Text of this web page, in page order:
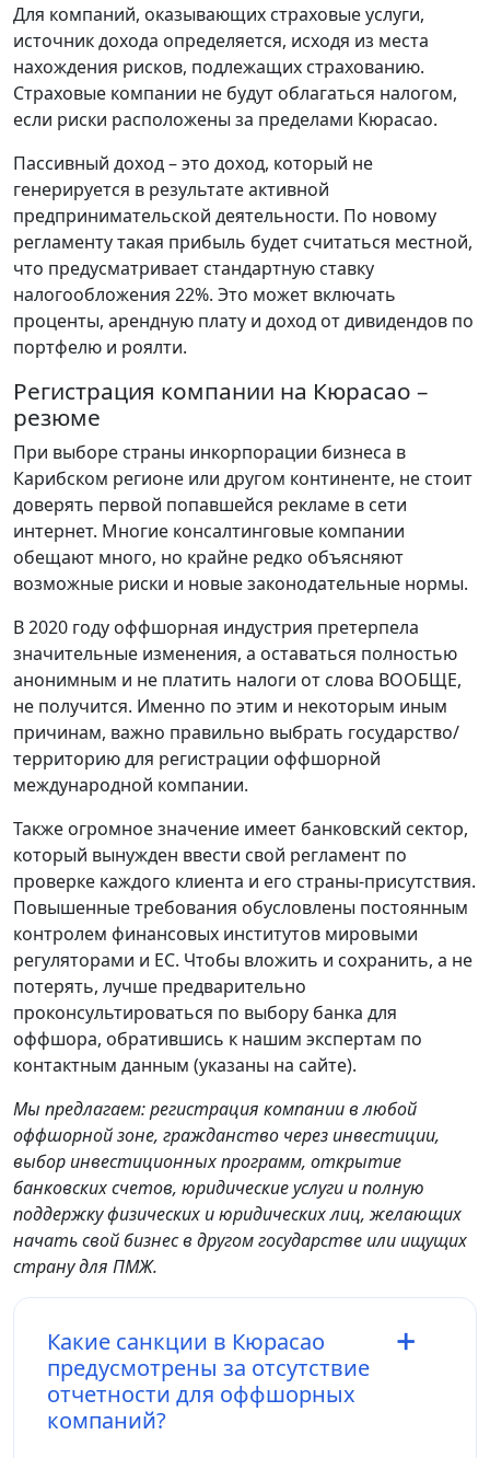
Для компаний, оказывающих страховые услуги,
источник дохода определяется, исходя из места
нахождения рисков, подлежащих страхованию.
Страховые компании не будут облагаться налогом,
если риски расположены за пределами Кюрасао.
Пассивный доход – это доход, который не
генерируется в результате активной
предпринимательской деятельности. По новому
регламенту такая прибыль будет считаться местной,
что предусматривает стандартную ставку
налогообложения 22%. Это может включать
проценты, арендную плату и доход от дивидендов по
портфелю и роялти.
Регистрация компании на Кюрасао –
резюме
При выборе страны инкорпорации бизнеса в
Карибском регионе или другом континенте, не стоит
доверять первой попавшейся рекламе в сети
интернет. Многие консалтинговые компании
обещают много, но крайне редко объясняют
возможные риски и новые законодательные нормы.
В 2020 году оффшорная индустрия претерпела
значительные изменения, а оставаться полностью
анонимным и не платить налоги от слова ВООБЩЕ,
не получится. Именно по этим и некоторым иным
причинам, важно правильно выбрать государство/
территорию для регистрации оффшорной
международной компании.
Также огромное значение имеет банковский сектор,
который вынужден ввести свой регламент по
проверке каждого клиента и его страны-присутствия.
Повышенные требования обусловлены постоянным
контролем финансовых институтов мировыми
регуляторами и ЕС. Чтобы вложить и сохранить, а не
потерять, лучше предварительно
проконсультироваться по выбору банка для
оффшора, обратившись к нашим экспертам по
контактным данным (указаны на сайте).
Мы предлагаем: регистрация компании в любой
оффшорной зоне, гражданство через инвестиции,
выбор инвестиционных программ, открытие
банковских счетов, юридические услуги и полную
поддержку физических и юридических лиц, желающих
начать свой бизнес в другом государстве или ищущих
страну для ПМЖ.
Какие санкции в Кюрасао
предусмотрены за отсутствие
отчетности для оффшорных
компаний?